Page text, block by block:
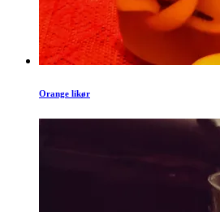
Orange likør